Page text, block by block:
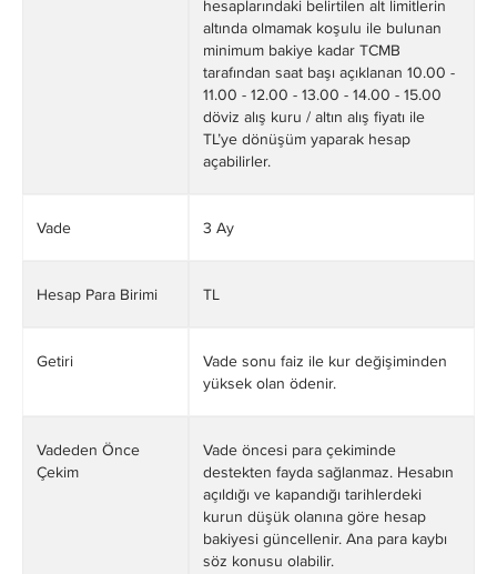
hesaplarındaki belirtilen alt limitlerin
altında olmamak koşulu ile bulunan
minimum bakiye kadar TCMB
tarafından saat başı açıklanan 10.00 -
11.00 - 12.00 - 13.00 - 14.00 - 15.00
döviz alış kuru / altın alış fiyatı ile
TL’ye dönüşüm yaparak hesap
açabilirler.
Vade 3 Ay
Hesap Para Birimi TL
Getiri
Vade sonu faiz ile kur değişiminden
yüksek olan ödenir.
Vadeden Önce
Çekim
Vade öncesi para çekiminde
destekten fayda sağlanmaz. Hesabın
açıldığı ve kapandığı tarihlerdeki
kurun düşük olanına göre hesap
bakiyesi güncellenir. Ana para kaybı
söz konusu olabilir.